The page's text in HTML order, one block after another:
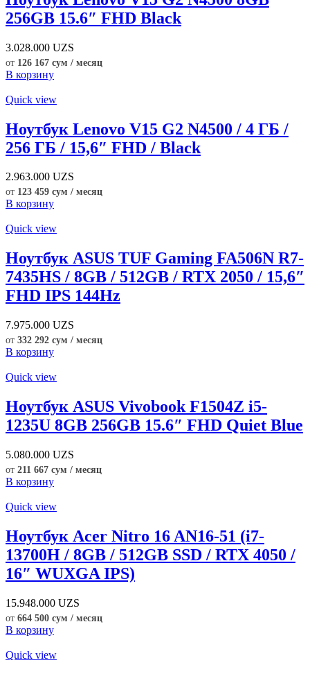
256GB 15.6″ FHD Black
3.028.000 UZS
от 126 167 сум / месяц
В корзину
Quick view
Ноутбук Lenovo V15 G2 N4500 / 4 ГБ /
256 ГБ / 15,6″ FHD / Black
2.963.000 UZS
от 123 459 сум / месяц
В корзину
Quick view
Ноутбук ASUS TUF Gaming FA506N R7-
7435HS / 8GB / 512GB / RTX 2050 / 15,6″
FHD IPS 144Hz
7.975.000 UZS
от 332 292 сум / месяц
В корзину
Quick view
Ноутбук ASUS Vivobook F1504Z i5-
1235U 8GB 256GB 15.6″ FHD Quiet Blue
5.080.000 UZS
от 211 667 сум / месяц
В корзину
Quick view
Ноутбук Acer Nitro 16 AN16-51 (i7-
13700H / 8GB / 512GB SSD / RTX 4050 /
16″ WUXGA IPS)
15.948.000 UZS
от 664 500 сум / месяц
В корзину
Quick view